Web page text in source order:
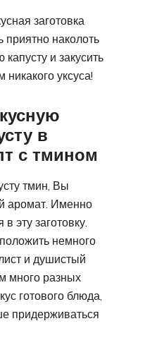
заготовка
приятно наколоть
и закусить
уксуса!
в
с тмином
тмин, Вы
аромат. Именно
эту заготовку.
немного
и душистый
много разных
готового блюда,
придерживаться